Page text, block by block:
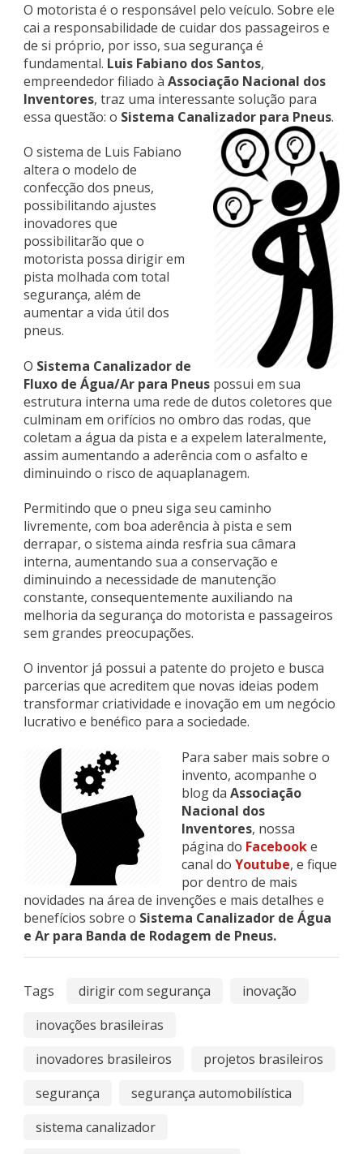
O motorista é o responsável pelo veículo. Sobre ele
cai a responsabilidade de cuidar dos passageiros e
de si próprio, por isso, sua segurança é
fundamental. Luis Fabiano dos Santos,
empreendedor filiado à Associação Nacional dos
Inventores, traz uma interessante solução para
essa questão: o Sistema Canalizador para Pneus.
O sistema de Luis Fabiano
altera o modelo de
confecção dos pneus,
possibilitando ajustes
inovadores que
possibilitarão que o
motorista possa dirigir em
pista molhada com total
segurança, além de
aumentar a vida útil dos
pneus.
O Sistema Canalizador de
Fluxo de Água/Ar para Pneus possui em sua
estrutura interna uma rede de dutos coletores que
culminam em orifícios no ombro das rodas, que
coletam a água da pista e a expelem lateralmente,
assim aumentando a aderência com o asfalto e
diminuindo o risco de aquaplanagem.
Permitindo que o pneu siga seu caminho
livremente, com boa aderência à pista e sem
derrapar, o sistema ainda resfria sua câmara
interna, aumentando sua a conservação e
diminuindo a necessidade de manutenção
constante, consequentemente auxiliando na
melhoria da segurança do motorista e passageiros
sem grandes preocupações.
O inventor já possui a patente do projeto e busca
parcerias que acreditem que novas ideias podem
transformar criatividade e inovação em um negócio
lucrativo e benéfico para a sociedade.
Para saber mais sobre o
invento, acompanhe o
blog daAssociação
Nacional dos
Inventores, nossa
página do Facebooke
canal doYoutube, e fique
por dentro de mais
novidades na área de invenções e mais detalhes e
benefícios sobre o Sistema Canalizador de Água
e Ar para Banda de Rodagem de Pneus.
Tags dirigir com segurança
inovação
inovações brasileiras
inovadores brasileiros
projetos brasileiros
segurança
segurança automobilística
sistema canalizador